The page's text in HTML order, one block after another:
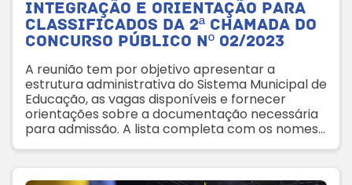
integração e orientação para
classificados da 2ª Chamada do
Concurso Público nº 02/2023
A reunião tem por objetivo apresentar a
estrutura administrativa do Sistema Municipal de
Educação, as vagas disponíveis e fornecer
orientações sobre a documentação necessária
para admissão. A lista completa com os nomes